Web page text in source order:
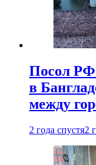
Посол РФ
в
между
2 года спустя2